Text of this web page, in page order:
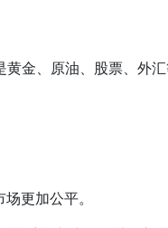
金、原油、股票、外
更加公平。